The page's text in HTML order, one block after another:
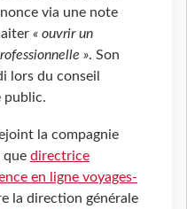
via une note
« ouvrir un
». Son
lors du conseil
public.
la compagnie
que directrice
en ligne voyages-
la direction générale